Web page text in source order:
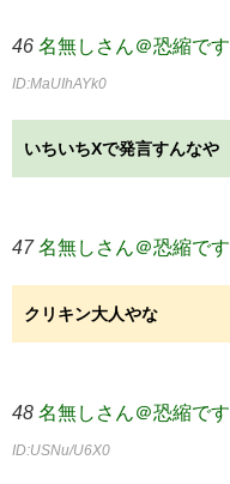
46 名無しさん＠恐縮です
ID:MaUIhAYk0
いちいちXで発言すんなや
47 名無しさん＠恐縮です
クリキン大人やな
48 名無しさん＠恐縮です
ID:USNu/U6X0